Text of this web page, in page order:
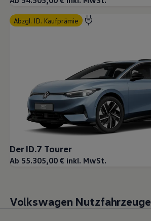
abzgl. ID. Kaufprämie
Der ID.7 Tourer
Ab 55.305,00 € inkl. MwSt.
Volkswagen Nutzfahrzeuge